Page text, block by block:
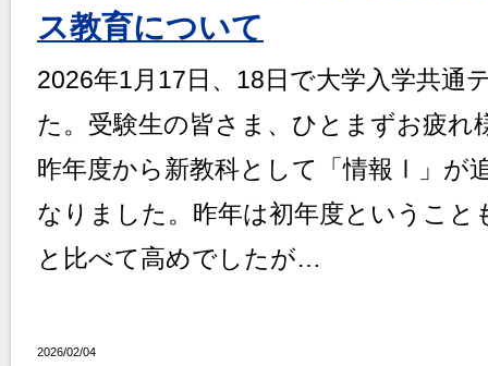
ス教育について
2026年1月17日、18日で大学入学共通
た。受験生の皆さま、ひとまずお疲れ
昨年度から新教科として「情報Ⅰ」が
なりました。昨年は初年度ということ
と比べて高めでしたが…
2026/02/04